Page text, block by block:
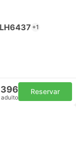
+1
396
adulto
Reservar